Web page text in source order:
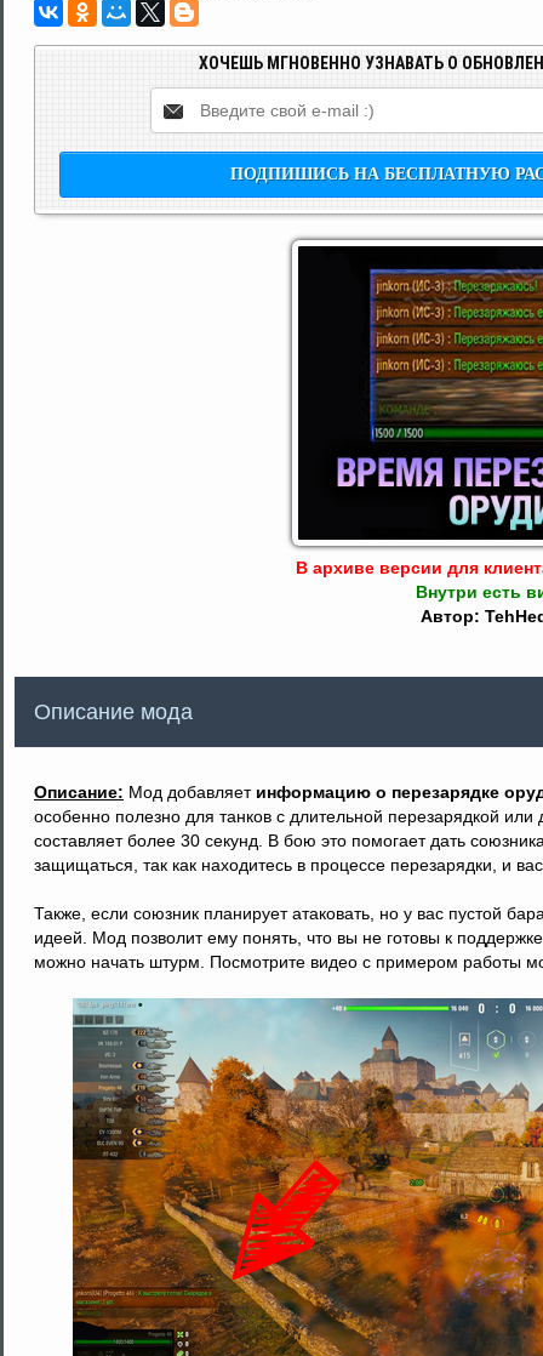
ХОЧЕШЬ МГНОВЕННО УЗНАВАТЬ О
В архиве версии для
Внутри есть
Автор:
Описание мода
Описание: Мод добавляет информацию о перезарядке
особенно полезно для танков с длительной перезарядкой
составляет более 30 секунд. В бою это помогает дать
защищаться, так как находитесь в процессе перезарядки, и
Также, если союзник планирует атаковать, но у вас пустой
идеей. Мод позволит ему понять, что вы не готовы к
можно начать штурм. Посмотрите видео с примером работы